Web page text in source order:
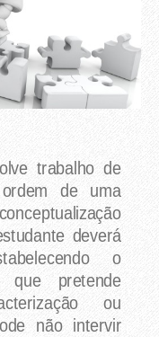
trabalho de
de uma
deverá
o
que pretende
ou
não intervir